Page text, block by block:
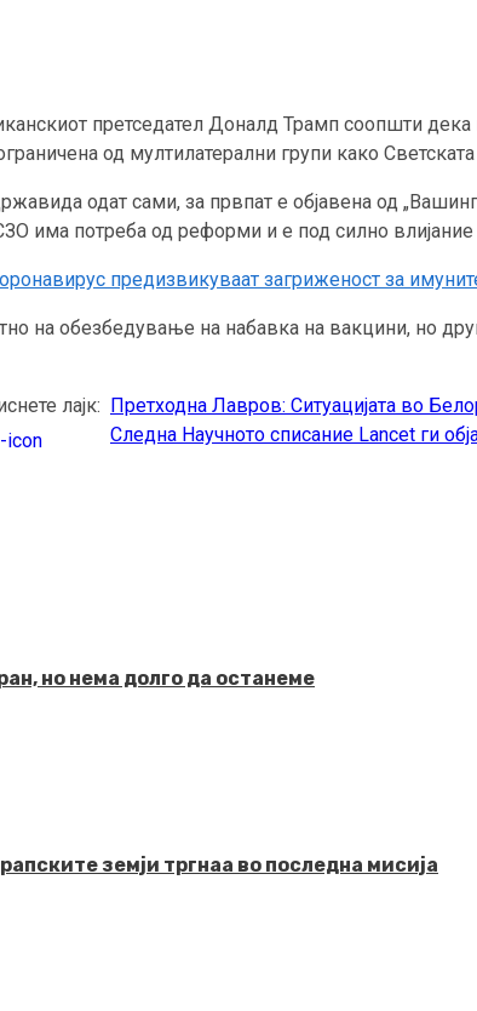
претседател Доналд Трамп соопшти
од мултилатерални групи како
одат сами, за првпат е објавена од
има потреба од реформи и е под силно влијание
предизвикуваат загриженост за
на обезбедување на набавка на вакцини, но
лајк: Претходна Лавров: Ситуацијата во
Следна Научното списание Lancet ги
но нема долго да останеме
земји тргнаа во последна мисија